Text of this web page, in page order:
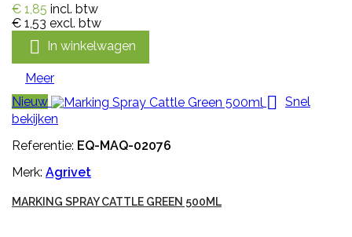
€ 1,85 incl. btw
€ 1,53 excl. btw
 In winkelwagen
Meer
Nieuw
 Snel
bekijken
Referentie: EQ-MAQ-02076
Merk: Agrivet
MARKING SPRAY CATTLE GREEN 500ML